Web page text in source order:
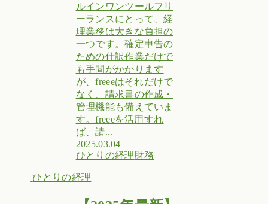
ルインワンツールフリ
ーランスにとって、経
理業務は大きな負担の
一つです。確定申告の
ための仕訳作業だけで
も手間がかかります
が、freeeはそれだけで
なく、請求書の作成・
管理機能も備えていま
す。freeeを活用すれ
ば、請...
2025.03.04
ひとりの経理財務
ひとりの経理